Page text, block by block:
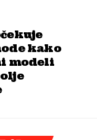
kako
modeli